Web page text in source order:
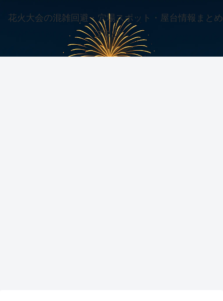
花火大会の混雑回避・穴場スポット・屋台情報まとめ
ブログ